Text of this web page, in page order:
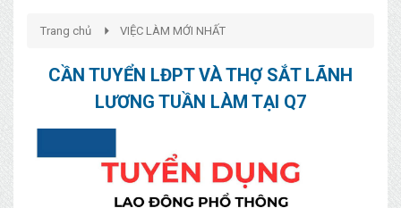
Trang chủ VIỆC LÀM MỚI NHẤT
CẦN TUYỂN LĐPT VÀ THỢ SẮT LÃNH
LƯƠNG TUẦN LÀM TẠI Q7